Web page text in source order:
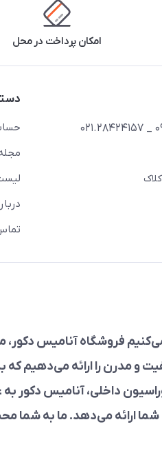
امکان پرداخت در محل
فروشگاه آنامیس دکور،
و مدرن را ارائه می‌دهیم که
داخلی، آنامیس دکور
شما ارائه می‌دهد. ما به شما